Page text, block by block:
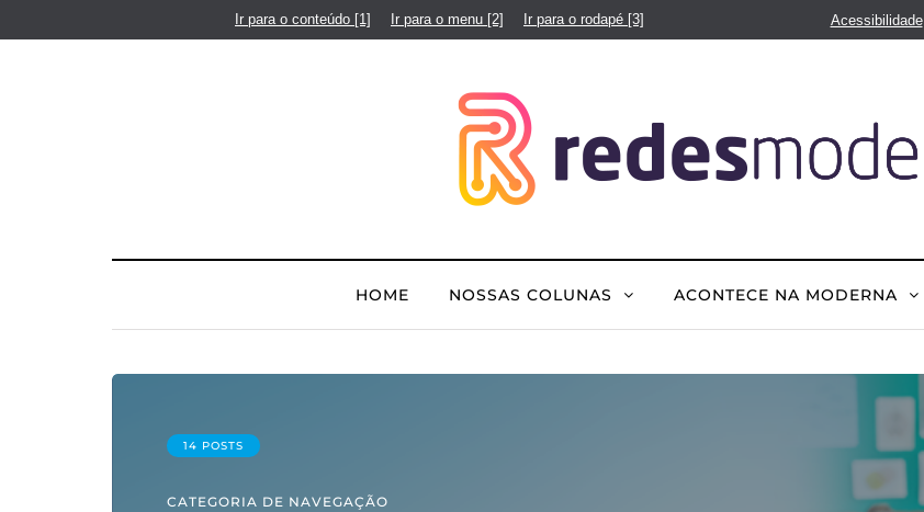
Ir para o conteúdo [1] Ir para o menu [2] Ir para o rodapé [3] Acessibilidade
HOME NOSSAS COLUNAS ACONTECE NA MODERNA
14 POSTS
CATEGORIA DE NAVEGAÇÃO